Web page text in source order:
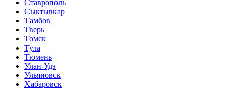
Ставрополь
Сыктывкар
Тамбов
Тверь
Томск
Тула
Тюмень
Улан-Удэ
Ульяновск
Хабаровск